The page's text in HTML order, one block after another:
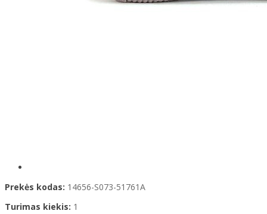
Prekės kodas: 14656-S073-51761A
Turimas kiekis: 1